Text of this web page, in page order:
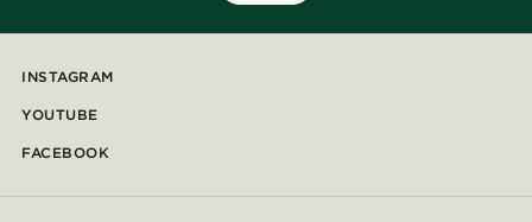
INSTAGRAM
YOUTUBE
FACEBOOK